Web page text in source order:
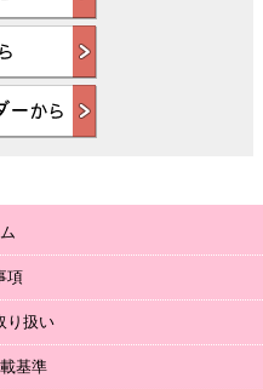
項
り扱い
基準